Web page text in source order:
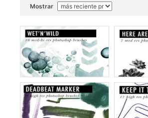
Mostrar